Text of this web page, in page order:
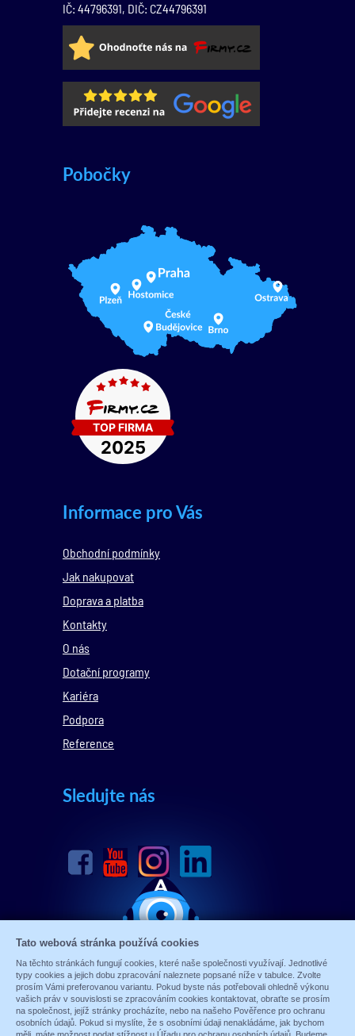
IČ: 44796391, DIČ: CZ44796391
Pobočky
Informace pro Vás
Obchodní podmínky
Jak nakupovat
Doprava a platba
Kontakty
O nás
Dotační programy
Kariéra
Podpora
Reference
Sledujte nás
Tato webová stránka používá cookies
Na těchto stránkách fungují cookies, které naše společnosti využívají. Jednotlivé
typy cookies a jejich dobu zpracování naleznete popsané níže v tabulce. Zvolte
prosím Vámi preferovanou variantu. Pokud byste nás potřebovali ohledně výkonu
vašich práv v souvislosti se zpracováním cookies kontaktovat, obraťte se prosím
na společnost, jejíž stránky procházíte, nebo na našeho Pověřence pro ochranu
osobních údajů. Pokud si myslíte, že s osobními údaji nenakládáme, jak bychom